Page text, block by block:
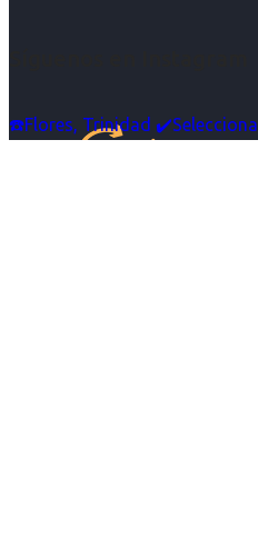
☎️Flores, Trinidad